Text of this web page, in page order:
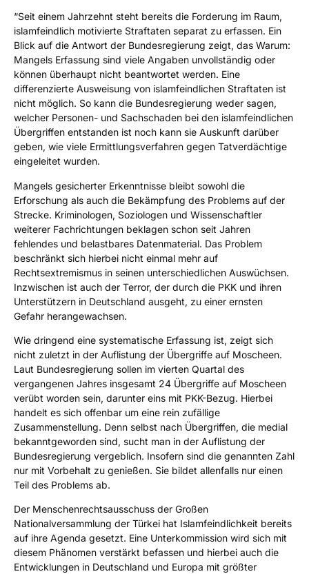
“Seit einem Jahrzehnt steht bereits die Forderung im Raum,
islamfeindlich motivierte Straftaten separat zu erfassen. Ein
Blick auf die Antwort der Bundesregierung zeigt, das Warum:
Mangels Erfassung sind viele Angaben unvollständig oder
können überhaupt nicht beantwortet werden. Eine
differenzierte Ausweisung von islamfeindlichen Straftaten ist
nicht möglich. So kann die Bundesregierung weder sagen,
welcher Personen- und Sachschaden bei den islamfeindlichen
Übergriffen entstanden ist noch kann sie Auskunft darüber
geben, wie viele Ermittlungsverfahren gegen Tatverdächtige
eingeleitet wurden.
Mangels gesicherter Erkenntnisse bleibt sowohl die
Erforschung als auch die Bekämpfung des Problems auf der
Strecke. Kriminologen, Soziologen und Wissenschaftler
weiterer Fachrichtungen beklagen schon seit Jahren
fehlendes und belastbares Datenmaterial. Das Problem
beschränkt sich hierbei nicht einmal mehr auf
Rechtsextremismus in seinen unterschiedlichen Auswüchsen.
Inzwischen ist auch der Terror, der durch die PKK und ihren
Unterstützern in Deutschland ausgeht, zu einer ernsten
Gefahr herangewachsen.
Wie dringend eine systematische Erfassung ist, zeigt sich
nicht zuletzt in der Auflistung der Übergriffe auf Moscheen.
Laut Bundesregierung sollen im vierten Quartal des
vergangenen Jahres insgesamt 24 Übergriffe auf Moscheen
verübt worden sein, darunter eins mit PKK-Bezug. Hierbei
handelt es sich offenbar um eine rein zufällige
Zusammenstellung. Denn selbst nach Übergriffen, die medial
bekanntgeworden sind, sucht man in der Auflistung der
Bundesregierung vergeblich. Insofern sind die genannten Zahl
nur mit Vorbehalt zu genießen. Sie bildet allenfalls nur einen
Teil des Problems ab.
Der Menschenrechtsausschuss der Großen
Nationalversammlung der Türkei hat Islamfeindlichkeit bereits
auf ihre Agenda gesetzt. Eine Unterkommission wird sich mit
diesem Phänomen verstärkt befassen und hierbei auch die
Entwicklungen in Deutschland und Europa mit größter